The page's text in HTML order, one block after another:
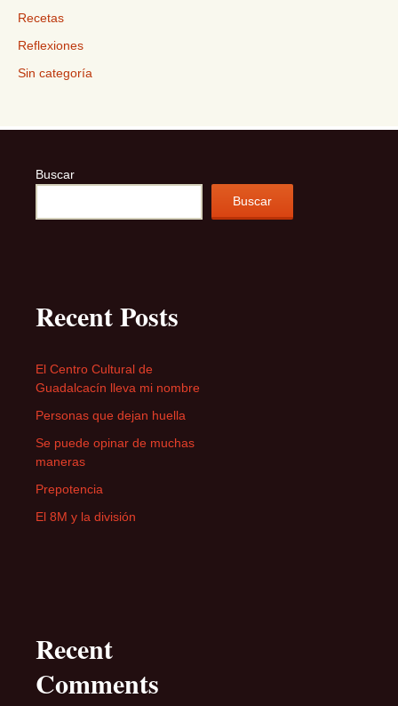
Recetas
Reflexiones
Sin categoría
Buscar
Buscar
Recent Posts
El Centro Cultural de
Guadalcacín lleva mi nombre
Personas que dejan huella
Se puede opinar de muchas
maneras
Prepotencia
El 8M y la división
Recent
Comments